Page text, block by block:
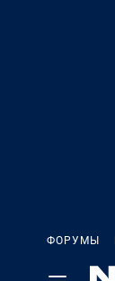
ФОРУМЫ